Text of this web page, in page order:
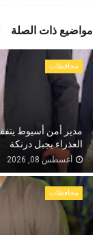
مواضيع ذات الصلة
محافظات
مدير أمن أسيوط
العذراء بجبل درنكة
أغسطس 08, 2026
محافظات